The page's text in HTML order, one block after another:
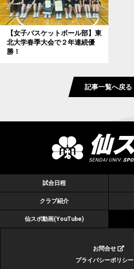
【女子バスケットボール部】東
北大学春季大会で２年連続優
勝！
記事一覧へ戻る
試合日程
クラブ紹介
仙スポ動画(YouTube)
お問合せ
プライバシーポリシー